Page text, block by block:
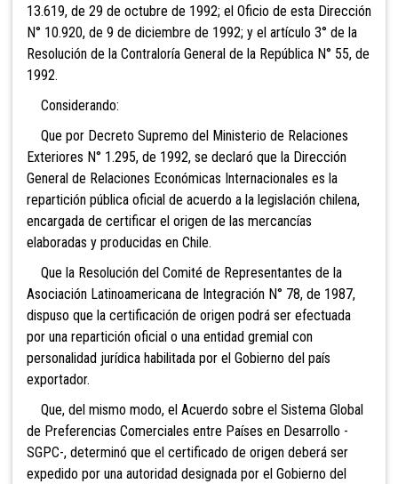
13.619, de 29 de octubre de 1992; el Oficio de esta Dirección
N° 10.920, de 9 de diciembre de 1992; y el artículo 3° de la
Resolución de la Contraloría General de la República N° 55, de
1992.
Considerando:
Que por Decreto Supremo del Ministerio de Relaciones
Exteriores N° 1.295, de 1992, se declaró que la Dirección
General de Relaciones Económicas Internacionales es la
repartición pública oficial de acuerdo a la legislación chilena,
encargada de certificar el origen de las mercancías
elaboradas y producidas en Chile.
Que la Resolución del Comité de Representantes de la
Asociación Latinoamericana de Integración N° 78, de 1987,
dispuso que la certificación de origen podrá ser efectuada
por una repartición oficial o una entidad gremial con
personalidad jurídica habilitada por el Gobierno del país
exportador.
Que, del mismo modo, el Acuerdo sobre el Sistema Global
de Preferencias Comerciales entre Países en Desarrollo -
SGPC-, determinó que el certificado de origen deberá ser
expedido por una autoridad designada por el Gobierno del